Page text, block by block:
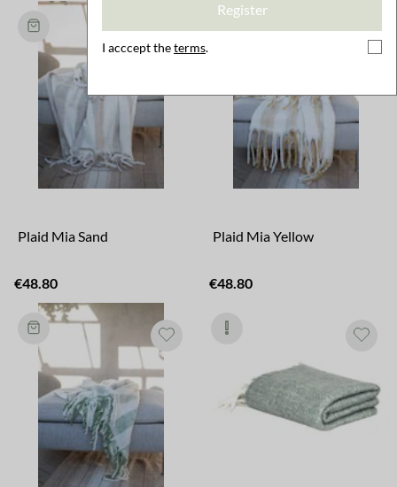
Plaid Mia Sand
€48.80
Plaid Mia Yellow
€48.80
Register
I acccept theterms.